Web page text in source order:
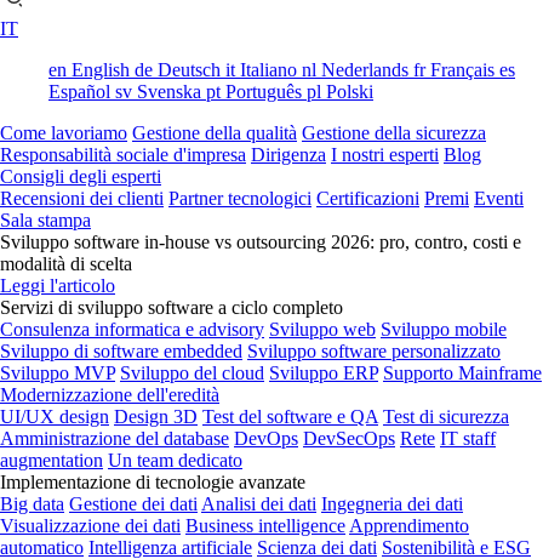
IT
en English de Deutsch it Italiano nl Nederlands frFrançais es
Español sv Svenska pt Português pl Polski
Come lavoriamo Gestione della qualità Gestione della sicurezza
Responsabilità sociale d'impresa Dirigenza I nostri esperti Blog
Consigli degli esperti
Recensioni dei clienti Partner tecnologici Certificazioni Premi Eventi
Sala stampa
Sviluppo software in-house vs outsourcing 2026: pro, contro, costi e
modalità di scelta
Leggi l'articolo
Servizi di sviluppo software a ciclo completo
Consulenza informatica e advisory Sviluppo web Sviluppo mobile
Sviluppo di software embedded Sviluppo software personalizzato
Sviluppo MVP Sviluppo del cloud Sviluppo ERP Supporto Mainframe
Modernizzazione dell'eredità
UI/UX design Design 3D Test del software e QA Test di sicurezza
Amministrazione del database DevOps DevSecOps Rete IT staff
augmentation Un team dedicato
Implementazione di tecnologie avanzate
Big data Gestione dei dati Analisi dei dati Ingegneria dei dati
Visualizzazione dei dati Business intelligence Apprendimento
automatico Intelligenza artificiale Scienza dei dati Sostenibilità e ESG